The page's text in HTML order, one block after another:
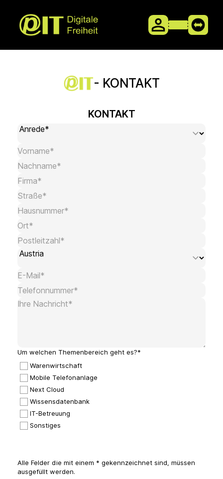
- KONTAKT
KONTAKT
Um welchen Themenbereich geht es?*
Warenwirtschaft
Mobile Telefonanlage
Next Cloud
Wissensdatenbank
IT-Betreuung
Sonstiges
Alle Felder die mit einem * gekennzeichnet sind, müssen
ausgefüllt werden.